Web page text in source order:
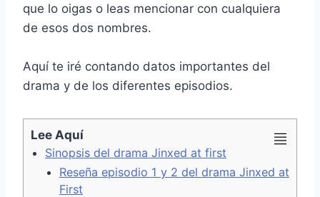
t
r
que lo oigas o leas mencionar con cualquiera
de esos dos nombres.
Aquí te iré contando datos importantes del
drama y de los diferentes episodios.
Lee Aquí
Sinopsis del drama Jinxed at first
Reseña episodio 1 y 2 del drama Jinxed at
First